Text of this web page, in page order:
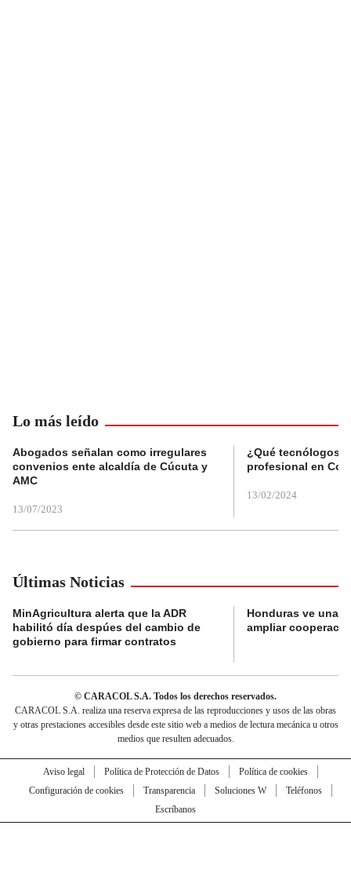
Lo más leído
Abogados señalan como irregulares
convenios ente alcaldía de Cúcuta y
AMC
13/07/2023
¿Qué tecnólogos
profesional en
13/02/2024
Últimas Noticias
MinAgricultura alerta que la ADR
habilitó día despúes del cambio de
gobierno para firmar contratos
Honduras ve una
ampliar
© CARACOL S.A. Todos los derechos reservados.
CARACOL S.A. realiza una reserva expresa de las reproducciones y usos de las obras
y otras prestaciones accesibles desde este sitio web a medios de lectura mecánica u otros
medios que resulten adecuados.
Aviso legal Política de Protección de Datos
Política de cookies
Configuración de cookies
Transparencia Soluciones W
Teléfonos
Escríbanos